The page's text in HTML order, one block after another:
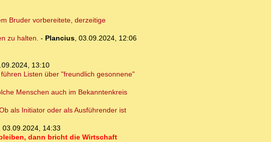
Bruder vorbereitete, derzeitige
zu halten. - Plancius, 03.09.2024, 12:06
13:10
Listen über "freundlich gesonnene"
Menschen auch im Bekanntenkreis
als Initiator oder als Ausführender ist
03.09.2024, 14:33
dann bricht die Wirtschaft